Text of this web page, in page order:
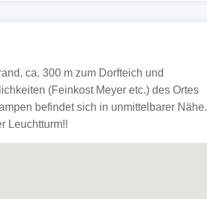
ca. 300 m zum Dorfteich und
(Feinkost Meyer etc.) des Ortes
befindet sich in unmittelbarer Nähe.
Leuchtturm!!